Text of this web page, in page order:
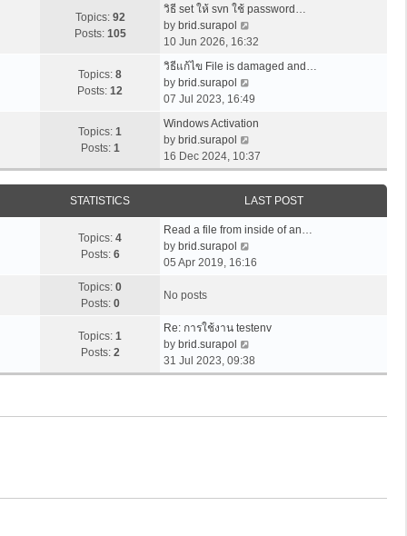
t
e
t
p
s
e
a
e
t
p
s
t
w
h
e
a
e
t
o
t
Topics: 92
Posts: 105
วิธี set ให้ svn ใช้ password…
by brid.surapol
i
w
h
e
a
t
e
s
t
p
s
10 Jun 2026, 16:32
Topics: 8
Posts: 12
วิธีแก้ไข File is damaged and…
by brid.surapol
i
w
h
l
t
s
s
07 Jul 2023, 16:49
Topics: 1
Posts: 1
Windows Activation
by brid.surapol
i
e
w
t
h
e
a
t
o
16 Dec 2024, 10:37
STATISTICS LAST POST
Topics: 4
Posts: 6
Read a file from inside of an…
by brid.surapol
i
h
l
a
05 Apr 2019, 16:16
Topics: 0
Posts: 0
No posts
Topics: 1
Posts: 2
Re: การใช้งาน testenv
by brid.surapol
i
e
31 Jul 2023, 09:38